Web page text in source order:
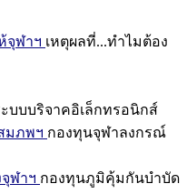
จุฬาฯ เหตุผลที่...ทำไมต้อง
บบบริจาคอิเล็กทรอนิกส์
มภพฯ กองทุนจุฬาลงกรณ์
ฬาฯ กองทุนภูมิคุ้มกันบำบัด